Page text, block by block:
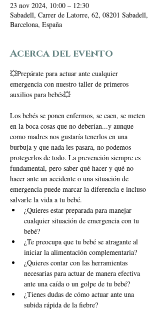
23 nov 2024, 10:00 – 12:30
Sabadell, Carrer de Latorre, 62, 08201 Sabadell,
Barcelona, España
Acerca del evento
💥Prepárate para actuar ante cualquier
emergencia con nuestro taller de primeros
auxilios para bebés💥
Los bebés se ponen enfermos, se caen, se meten
en la boca cosas que no deberían...y aunque
como madres nos gustaría tenerlos en una
burbuja y que nada les pasara, no podemos
protegerlos de todo. La prevención siempre es
fundamental, pero saber qué hacer y qué no
hacer ante un accidente o una situación de
emergencia puede marcar la diferencia e incluso
salvarle la vida a tu bebé.
¿Quieres estar preparada para manejar
cualquier situación de emergencia con tu
bebé?
¿Te preocupa que tu bebé se atragante al
iniciar la alimentación complementaria?
¿Quieres contar con las herramientas
necesarias para actuar de manera efectiva
ante una caída o un golpe de tu bebé?
¿Tienes dudas de cómo actuar ante una
subida rápida de la fiebre?